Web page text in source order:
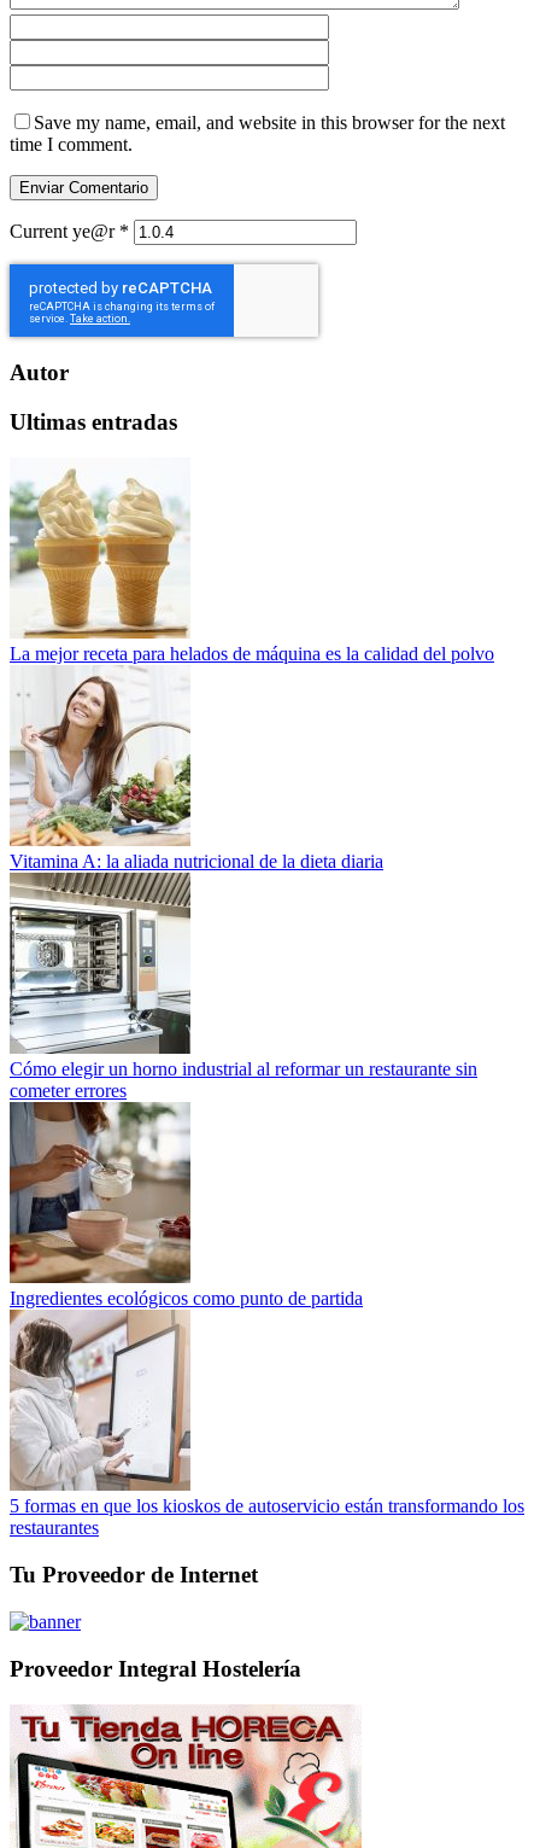
Save my name, email, and website in this browser for the next
time I comment.
Current ye@r *
Autor
Ultimas entradas
La mejor receta para helados de máquina es la calidad del polvo
Vitamina A: la aliada nutricional de la dieta diaria
Cómo elegir un horno industrial al reformar un restaurante sin
cometer errores
Ingredientes ecológicos como punto de partida
5 formas en que los kioskos de autoservicio están transformando los
restaurantes
Tu Proveedor de Internet
Proveedor Integral Hostelería